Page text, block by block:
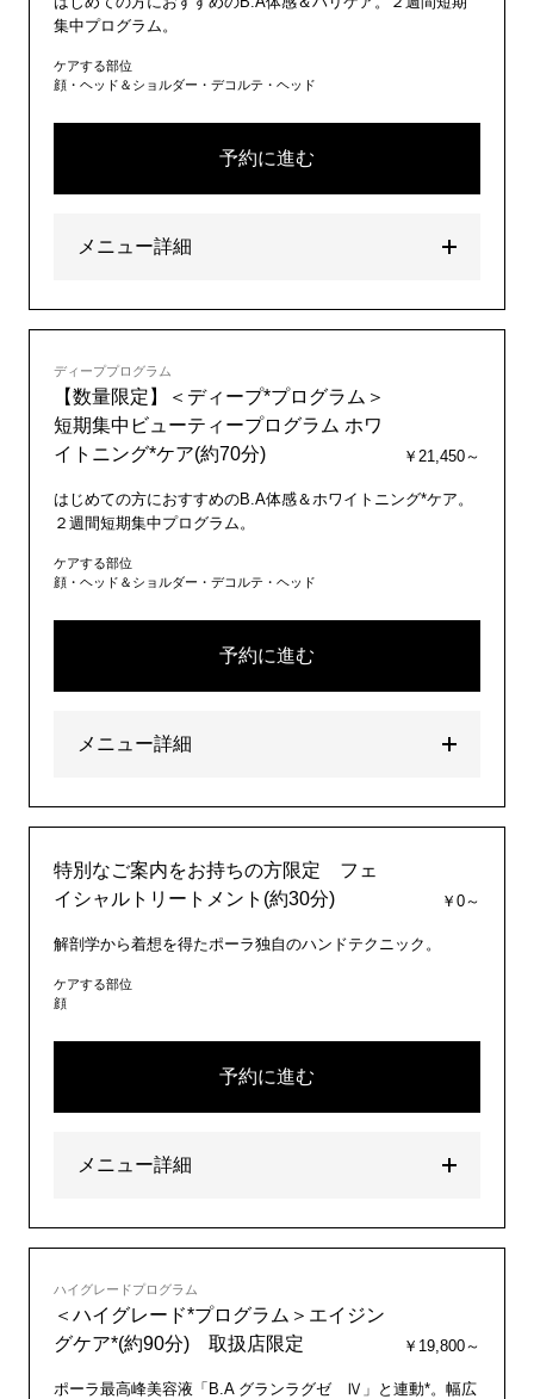
集中プログラム。
ケアする部位
顔・ヘッド＆ショルダー・デコルテ・ヘッド
予約に進む
メニュー詳細
ディーププログラム
【数量限定】＜ディープ*プログラム＞
短期集中ビューティープログラム ホワ
イトニング*ケア(約70分)
￥21,450～
はじめての方におすすめのB.A体感＆ホワイトニング*ケア。
２週間短期集中プログラム。
ケアする部位
顔・ヘッド＆ショルダー・デコルテ・ヘッド
予約に進む
メニュー詳細
特別なご案内をお持ちの方限定 フェ
イシャルトリートメント(約30分)
￥0～
解剖学から着想を得たポーラ独自のハンドテクニック。
ケアする部位
顔
予約に進む
メニュー詳細
ハイグレードプログラム
＜ハイグレード*プログラム＞エイジン
グケア*(約90分) 取扱店限定
￥19,800～
ポーラ最高峰美容液「B.A グランラグゼ Ⅳ」と連動*。幅広